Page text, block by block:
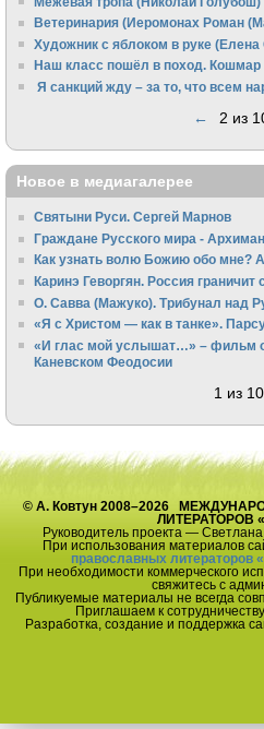
Ветеринария (Иеромонах Роман
Художник с яблоком в руке
Наш класс пошёл в поход. Кошмар
Я санкций жду – за то, что всем
← 2 из
Новое в медиагалерее
Святыни Руси. Сергей Марнов
Граждане Русского мира -
Как узнать волю Божию обо мне?
Каринэ Геворгян. Россия граничит
О. Савва (Мажуко). Трибунал над
«Я с Христом — как в танке».
«И глас мой услышат…» – фильм
Каневском Феодосии
1 из 10
© А. Ковтун 2008–2026
ЛИТЕРАТОРОВ
Руководитель проекта —
При использования материалов
православных
При необходимости коммерческого
свяжитесь с
Публикуемые материалы не всегда
Приглашаем к
Разработка, создание и поддержка